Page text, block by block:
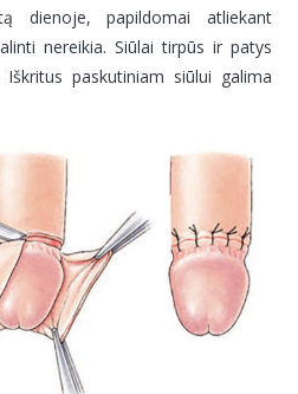
dienoje, papildomai atliekant
nereikia. Siūlai tirpūs ir patys
paskutiniam siūlui galima